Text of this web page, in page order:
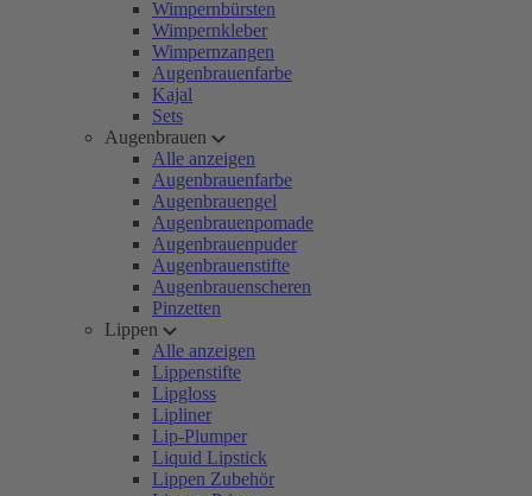
Wimpernbürsten
Wimpernkleber
Wimpernzangen
Augenbrauenfarbe
Kajal
Sets
Augenbrauen
Alle anzeigen
Augenbrauenfarbe
Augenbrauengel
Augenbrauenpomade
Augenbrauenpuder
Augenbrauenstifte
Augenbrauenscheren
Pinzetten
Lippen
Alle anzeigen
Lippenstifte
Lipgloss
Lipliner
Lip-Plumper
Liquid Lipstick
Lippen Zubehör